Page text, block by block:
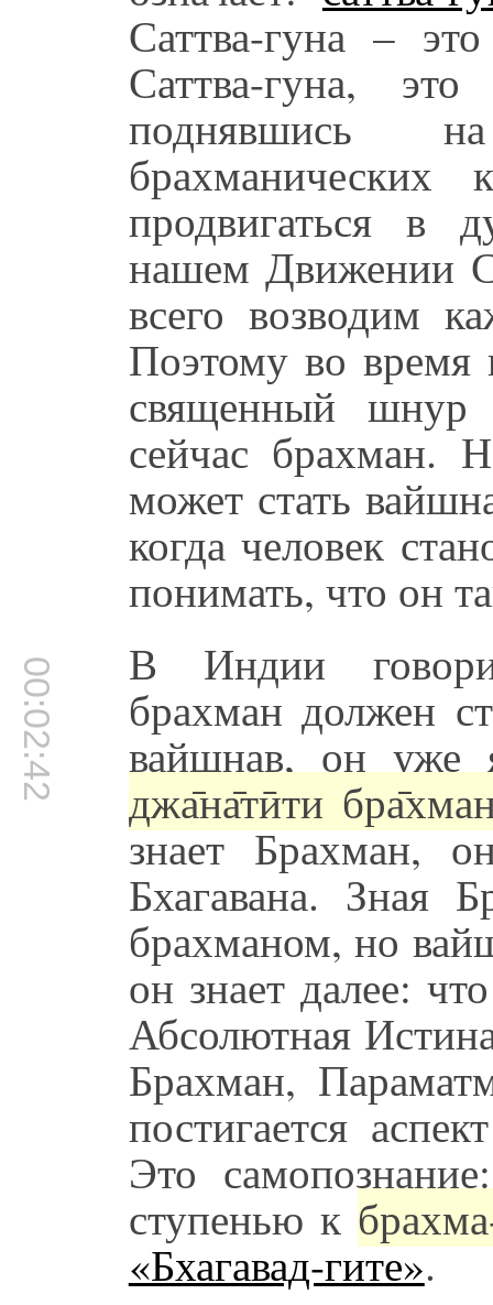
Саттва-гуна –
Саттва-гуна,
поднявшись
брахманических
продвигаться в
нашем Движении
всего возводим
Поэтому во время
священный
сейчас брахман.
может стать
когда человек
понимать, что он
00:02:42 В Индии
брахман должен
вайшнав, он уже
джа̄на̄тӣти
знает Брахман,
Бхагавана. Зная
брахманом, но
он знает далее:
Абсолютная
Брахман,
постигается
Это
ступенью к
«Бхагавад-гите».